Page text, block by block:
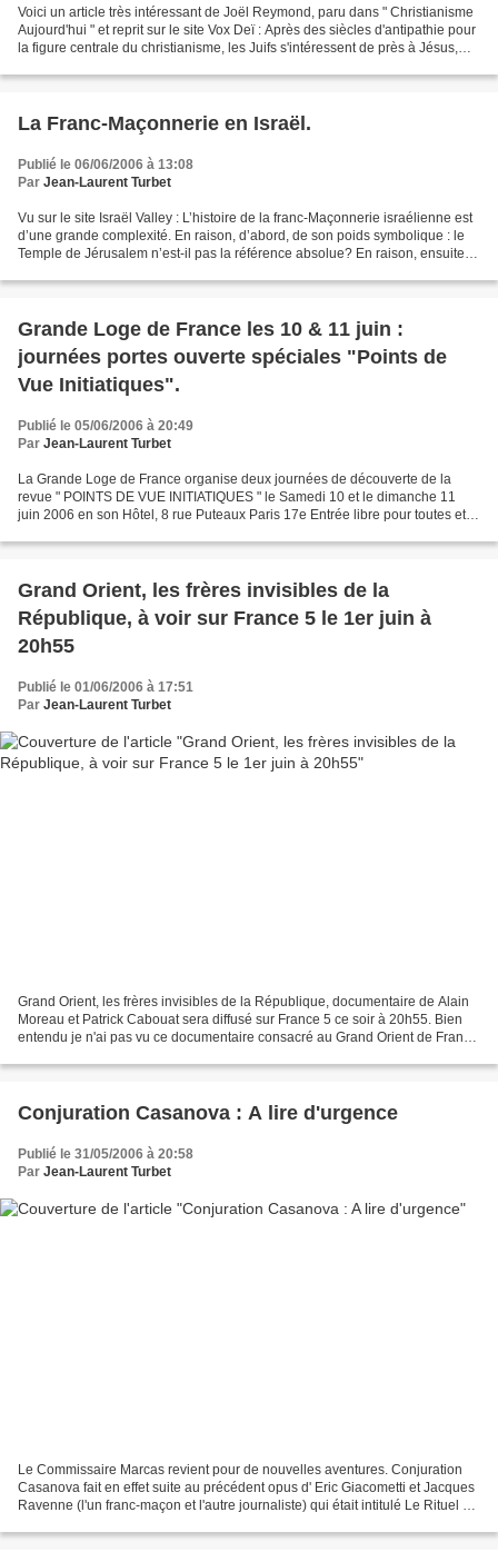
Voici un article très intéressant de Joël Reymond, paru dans " Christianisme
Aujourd'hui " et reprit sur le site Vox Deï : Après des siècles d'antipathie pour
la figure centrale du christianisme, les Juifs s'intéressent de près à Jésus,
La Franc-Maçonnerie en Israël.
Publié le 06/06/2006 à 13:08
Par Jean-Laurent Turbet
Vu sur le site Israël Valley : L’histoire de la franc-Maçonnerie israélienne est
d’une grande complexité. En raison, d’abord, de son poids symbolique : le
Temple de Jérusalem n’est-il pas la référence absolue? En raison, ensuite, à
Grande Loge de France les 10 & 11 juin :
journées portes ouverte spéciales "Points de
Vue Initiatiques".
Publié le 05/06/2006 à 20:49
Par Jean-Laurent Turbet
La Grande Loge de France organise deux journées de découverte de la
revue " POINTS DE VUE INITIATIQUES " le Samedi 10 et le dimanche 11
juin 2006 en son Hôtel, 8 rue Puteaux Paris 17e Entrée libre pour toutes et
Grand Orient, les frères invisibles de la
République, à voir sur France 5 le 1er juin à
20h55
Publié le 01/06/2006 à 17:51
Par Jean-Laurent Turbet
Grand Orient, les frères invisibles de la République, documentaire de Alain
Moreau et Patrick Cabouat sera diffusé sur France 5 ce soir à 20h55. Bien
entendu je n'ai pas vu ce documentaire consacré au Grand Orient de France
Conjuration Casanova : A lire d'urgence
Publié le 31/05/2006 à 20:58
Par Jean-Laurent Turbet
Le Commissaire Marcas revient pour de nouvelles aventures. Conjuration
Casanova fait en effet suite au précédent opus d' Eric Giacometti et Jacques
Ravenne (l'un franc-maçon et l'autre journaliste) qui était intitulé Le Rituel de